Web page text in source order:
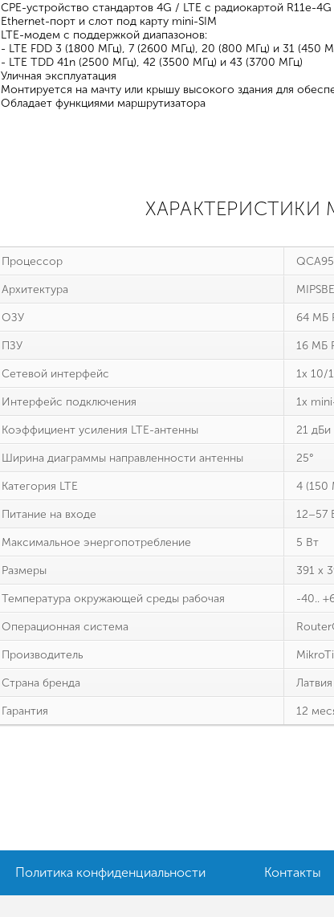
CPE-устройство стандартов 4G / LTE с радиокартой R11e-4G
Ethernet-порт и слот под карту mini-SIM
LTE-модем с поддержкой диапазонов:
- LTE FDD 3 (1800 МГц), 7 (2600 МГц), 20 (800 МГц) и 31 (450
- LTE TDD 41n (2500 МГц), 42 (3500 МГц) и 43 (3700 МГц)
Уличная эксплуатация
Монтируется на мачту или крышу высокого здания для
Обладает функциями маршрутизатора
ХАРАКТЕРИСТИКИ
Процессор
Архитектура MIPSBE
ОЗУ 64 МБ
ПЗУ 16 МБ
Сетевой интерфейс 1х 10/
Интерфейс подключения 1x
Коэффициент усиления LTE-антенны 21 дБи
Ширина диаграммы направленности антенны 25°
Категория LTE 4 (150
Питание на входе 12–57
Максимальное энергопотребление 5 Вт
Размеры 391 x
Температура окружающей среды рабочая -40..
Операционная система
Производитель
Страна бренда Латвия
Гарантия 12
Политика конфиденциальности Контакты